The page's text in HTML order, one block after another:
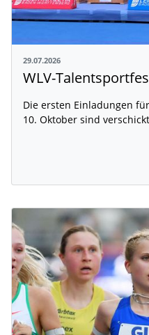
29.07.2026
Die ersten Einladungen
10. Oktober sind